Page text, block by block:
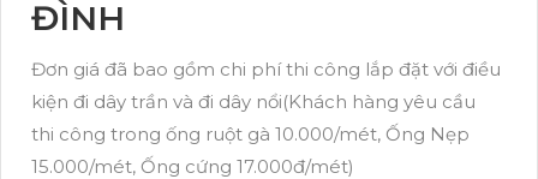
ĐÌNH
Đơn giá đã bao gồm chi phí thi công lắp đặt với điều
kiện đi dây trần và đi dây nổi(Khách hàng yêu cầu
thi công trong ống ruột gà 10.000/mét, Ống Nẹp
15.000/mét, Ống cứng 17.000đ/mét)